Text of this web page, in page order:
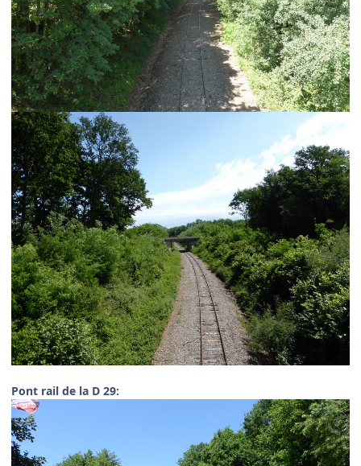
Pont rail de la D 29: